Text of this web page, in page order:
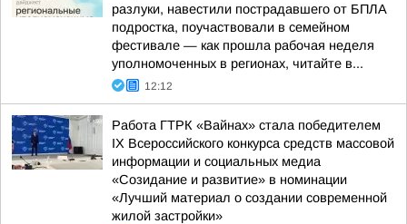
разлуки, навестили пострадавшего от БПЛА
подростка, поучаствовали в семейном
фестивале — как прошла рабочая неделя
уполномоченных в регионах, читайте в...
12:12
Работа ГТРК «Вайнах» стала победителем
IX Всероссийского конкурса средств массовой
информации и социальных медиа
«Созидание и развитие» в номинации
«Лучший материал о создании современной
жилой застройки»